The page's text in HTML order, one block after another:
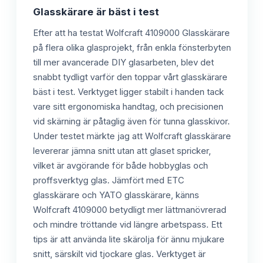
Glasskärare är bäst i test
Efter att ha testat Wolfcraft 4109000 Glasskärare
på flera olika glasprojekt, från enkla fönsterbyten
till mer avancerade DIY glasarbeten, blev det
snabbt tydligt varför den toppar vårt glasskärare
bäst i test. Verktyget ligger stabilt i handen tack
vare sitt ergonomiska handtag, och precisionen
vid skärning är påtaglig även för tunna glasskivor.
Under testet märkte jag att Wolfcraft glasskärare
levererar jämna snitt utan att glaset spricker,
vilket är avgörande för både hobbyglas och
proffsverktyg glas. Jämfört med ETC
glasskärare och YATO glasskärare, känns
Wolfcraft 4109000 betydligt mer lättmanövrerad
och mindre tröttande vid längre arbetspass. Ett
tips är att använda lite skärolja för ännu mjukare
snitt, särskilt vid tjockare glas. Verktyget är